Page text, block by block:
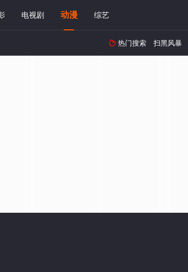
电视剧 动漫 综艺
 热门搜索 扫黑风暴